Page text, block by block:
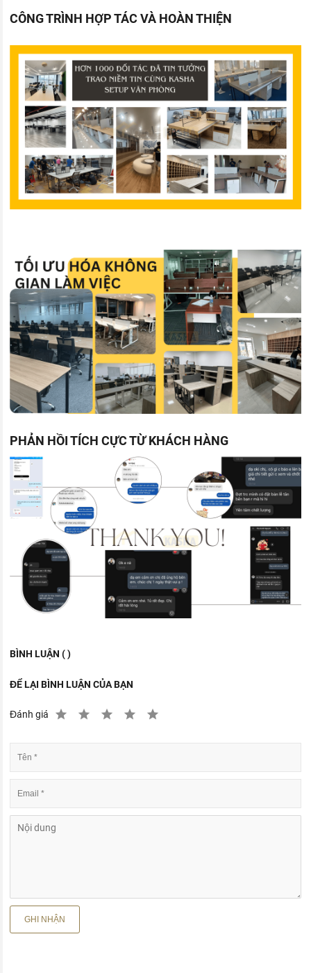
CÔNG TRÌNH HỢP TÁC VÀ HOÀN THIỆN
PHẢN HỒI TÍCH CỰC TỪ KHÁCH HÀNG
BÌNH LUẬN ( )
ĐỂ LẠI BÌNH LUẬN CỦA BẠN
Đánh giá